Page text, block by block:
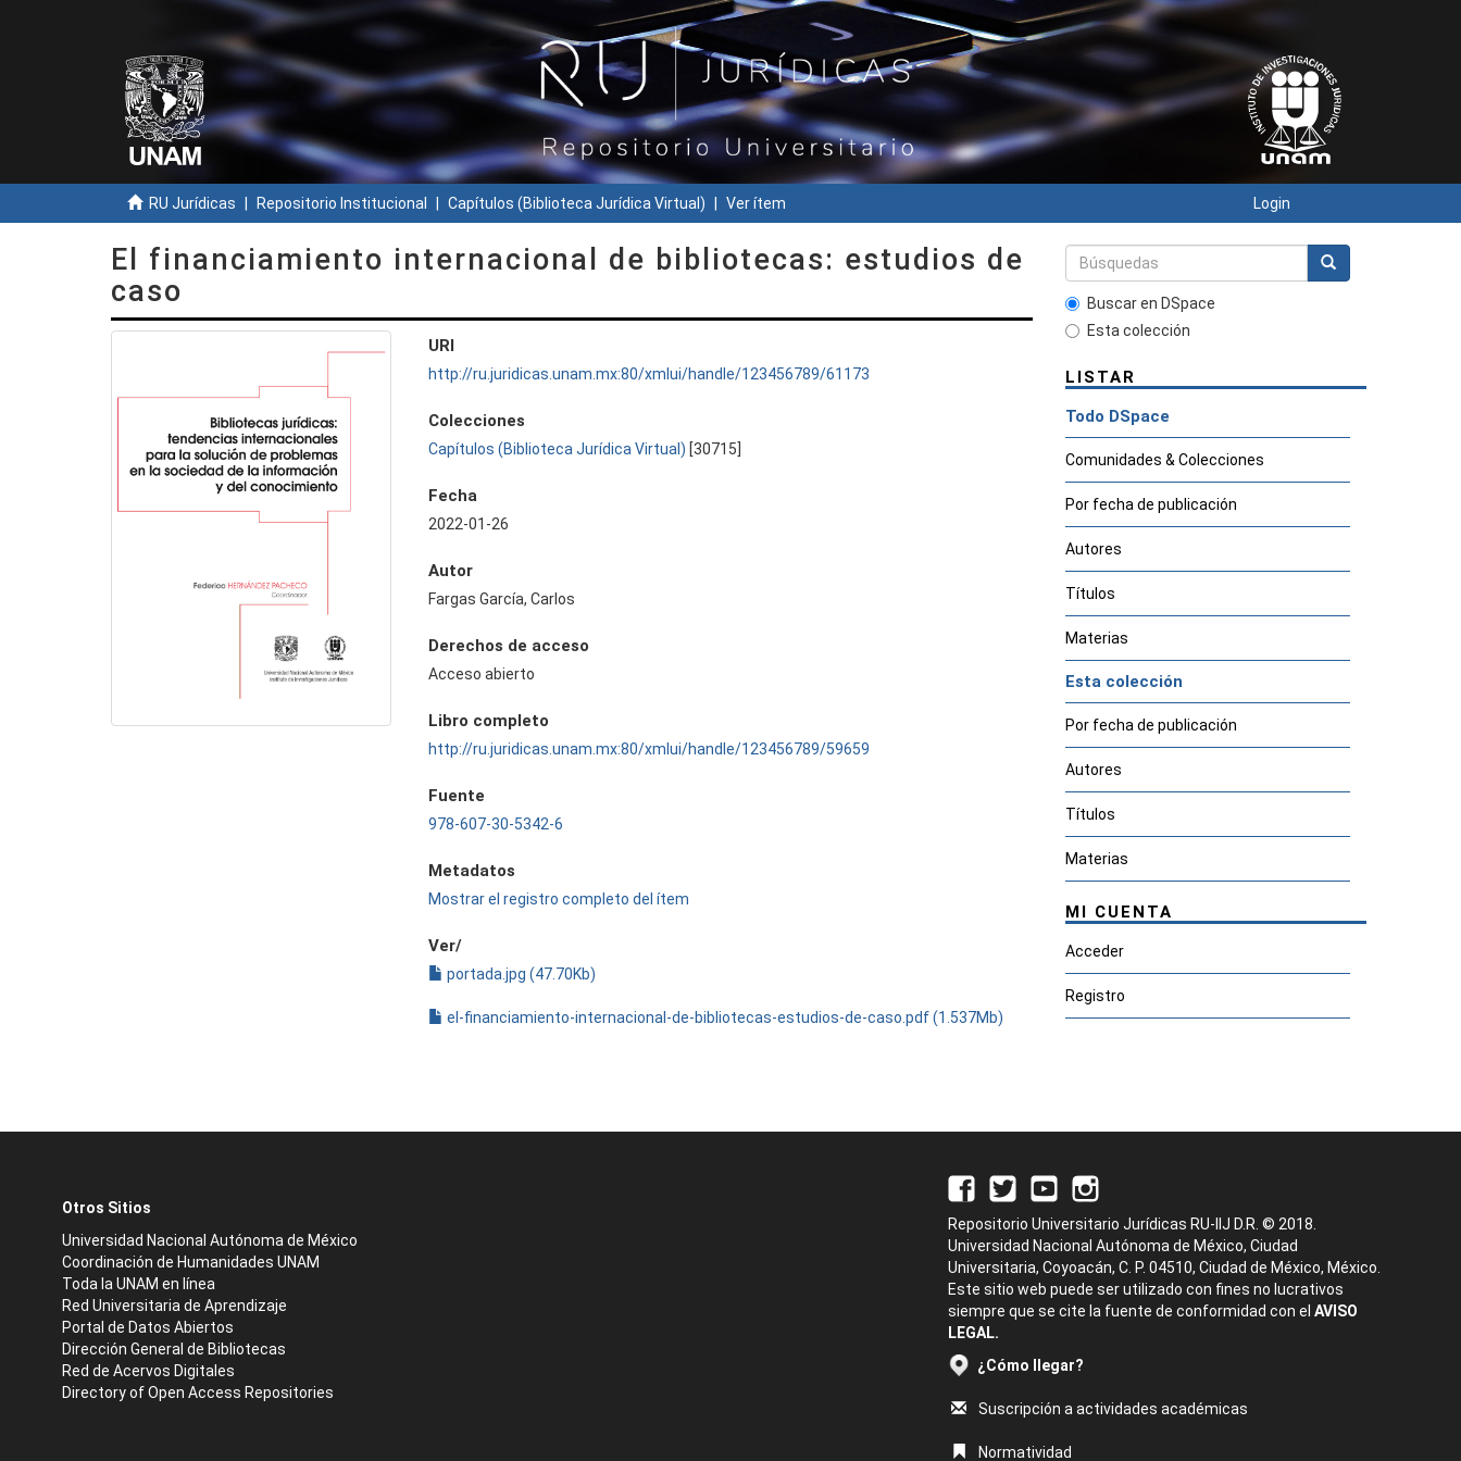
RU Jurídicas Repositorio Institucional Capítulos (Biblioteca Jurídica Virtual) Ver ítem Login
El financiamiento internacional de bibliotecas: estudios de
caso
URI
http://ru.juridicas.unam.mx:80/xmlui/handle/123456789/61173
Colecciones
Capítulos (Biblioteca Jurídica Virtual) [30715]
Fecha
2022-01-26
Autor
Fargas García, Carlos
Derechos de acceso
Acceso abierto
Libro completo
http://ru.juridicas.unam.mx:80/xmlui/handle/123456789/59659
Fuente
978-607-30-5342-6
Metadatos
Mostrar el registro completo del ítem
Ver/
portada.jpg (47.70Kb)
el-financiamiento-internacional-de-bibliotecas-estudios-de-caso.pdf (1.537Mb)
Buscar en DSpace
Esta colección
LISTAR
Todo DSpace
Comunidades & Colecciones
Por fecha de publicación
Autores
Títulos
Materias
Esta colección
Por fecha de publicación
Autores
Títulos
Materias
MI CUENTA
Acceder
Registro
Otros Sitios
Universidad Nacional Autónoma de México
Coordinación de Humanidades UNAM
Toda la UNAM en línea
Red Universitaria de Aprendizaje
Portal de Datos Abiertos
Dirección General de Bibliotecas
Red de Acervos Digitales
Directory of Open Access Repositories
Repositorio Universitario Jurídicas RU-IIJ D.R. © 2018.
Universidad Nacional Autónoma de México, Ciudad
Universitaria, Coyoacán, C. P. 04510, Ciudad de México, México.
Este sitio web puede ser utilizado con fines no lucrativos
siempre que se cite la fuente de conformidad con el AVISO
LEGAL.
¿Cómo llegar?
Suscripción a actividades académicas
Normatividad